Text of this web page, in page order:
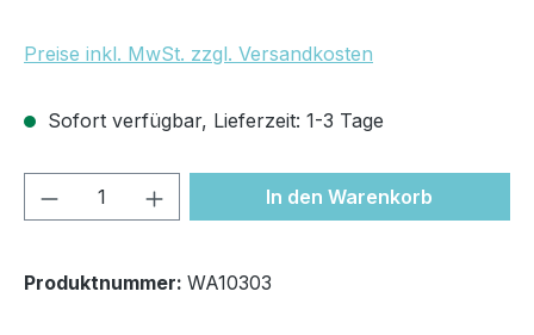
Preise inkl. MwSt. zzgl. Versandkosten
Sofort verfügbar, Lieferzeit: 1-3 Tage
Produkt Anzahl: Gib denIn den Warenkorb
Produktnummer: WA10303